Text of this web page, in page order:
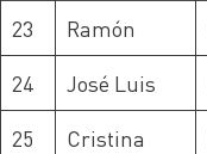
23 Ramón
24
José Luis
25
Cristina